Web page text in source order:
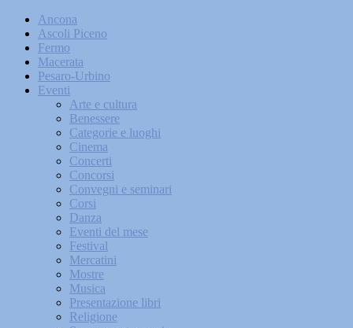
Ancona
Ascoli Piceno
Fermo
Macerata
Pesaro-Urbino
Eventi
Arte e cultura
Benessere
Categorie e luoghi
Cinema
Concerti
Concorsi
Convegni e seminari
Corsi
Danza
Eventi del mese
Festival
Mercatini
Mostre
Musica
Presentazione libri
Religione